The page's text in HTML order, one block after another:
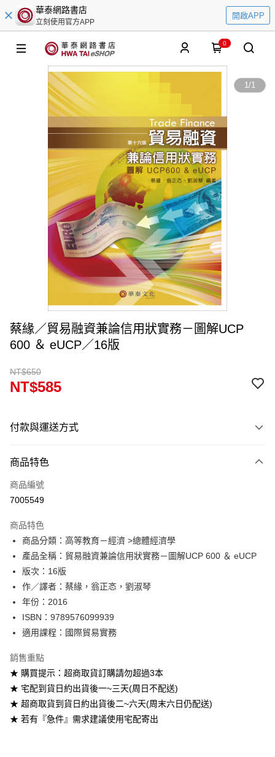
華泰網路書店
立刻使用官方APP
開啟APP
0
1/1
蔡緣／貿易融資兼論信用狀實務－圖解UCP
600 ＆ eUCP／16版
NT$650
NT$585
付款與運送方式
信用卡一次付款
超商取貨付款
Google Pay
ATM付款
運送方式
每筆NT$60
7-11取貨付款
每筆NT$60
商品特色
商品編號
7005549
商品特色
商品分類：高等教育－經濟 >總體經濟學
產品全稱：貿易融資兼論信用狀實務－圖解UCP 600 ＆ eUCP
版次：16版
作／譯者：蔡緣，翁正忞，劉淑琴
年份：2016
ISBN：9789576099939
適用課程：國際貿易實務
銷售重點
★ 購買提示：超商取貨訂購請勿超過3本
★ 宅配到貨日約出貨後一~三天(周日不配送)
★ 超商取貨到貨日約出貨後二~六天(周末六日仍配送)
★ 若有『急件』需求建議使用宅配寄出